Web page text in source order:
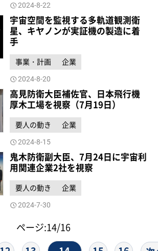
2024-8-22
宇宙空間を監視する多軌道観測衛
星、キヤノンが実証機の製造に着
手
事業・計画 企業
2024-8-20
高見防衛大臣補佐官、日本飛行機
厚木工場を視察（7月19日）
要人の動き 企業
2024-8-15
鬼木防衛副大臣、7月24日に宇宙利
用関連企業2社を視察
要人の動き 企業
2024-7-30
ページ:14/16